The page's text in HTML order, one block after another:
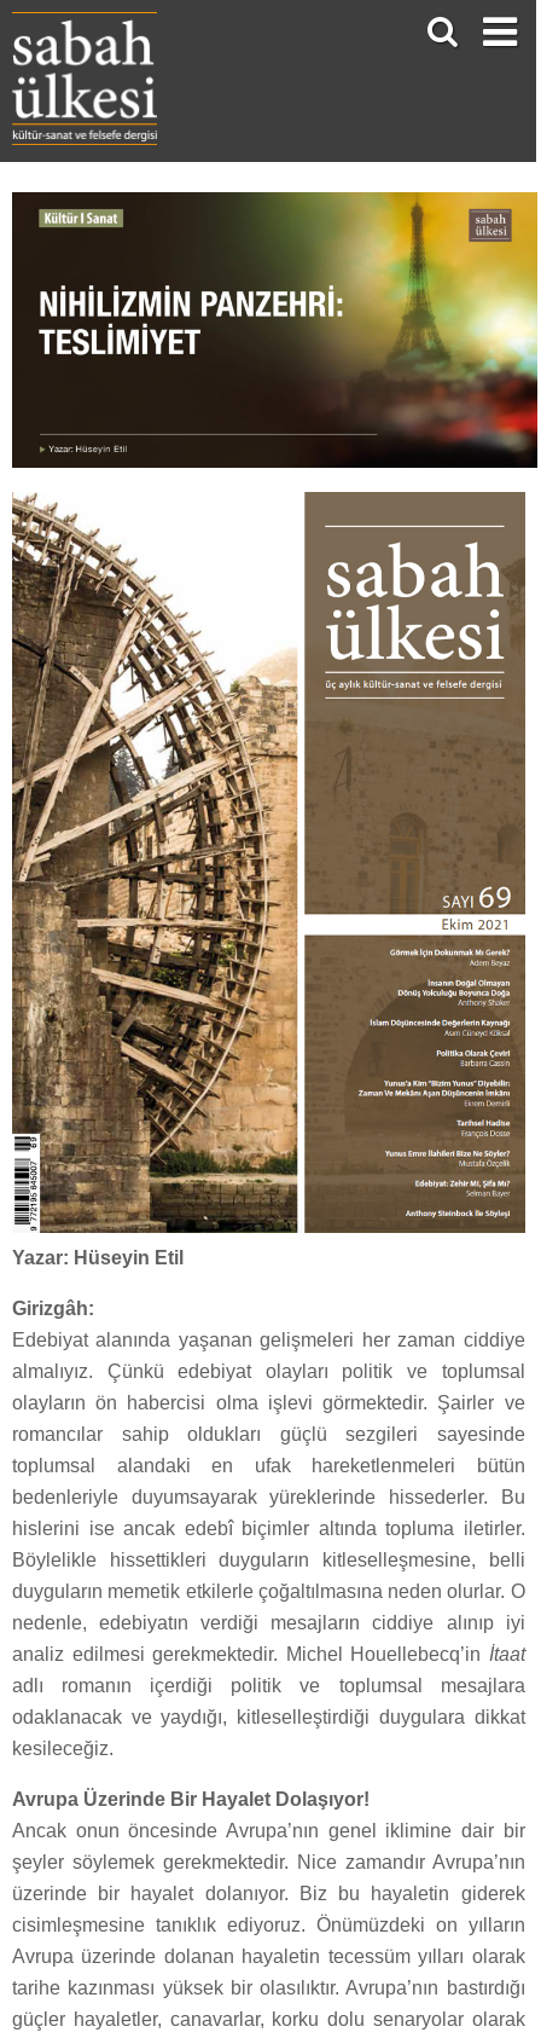
Yazar: Hüseyin Etil
Girizgâh:
Edebiyat alanında yaşanan gelişmeleri her zaman ciddiye
almalıyız. Çünkü edebiyat olayları politik ve toplumsal
olayların ön habercisi olma işlevi görmektedir. Şairler ve
romancılar sahip oldukları güçlü sezgileri sayesinde
toplumsal alandaki en ufak hareketlenmeleri bütün
bedenleriyle duyumsayarak yüreklerinde hissederler. Bu
hislerini ise ancak edebî biçimler altında topluma iletirler.
Böylelikle hissettikleri duyguların kitleselleşmesine, belli
duyguların memetik etkilerle çoğaltılmasına neden olurlar. O
nedenle, edebiyatın verdiği mesajların ciddiye alınıp iyi
analiz edilmesi gerekmektedir. Michel Houellebecq’in İtaat
adlı romanın içerdiği politik ve toplumsal mesajlara
odaklanacak ve yaydığı, kitleselleştirdiği duygulara dikkat
kesileceğiz.
Avrupa Üzerinde Bir Hayalet Dolaşıyor!
Ancak onun öncesinde Avrupa’nın genel iklimine dair bir
şeyler söylemek gerekmektedir. Nice zamandır Avrupa’nın
üzerinde bir hayalet dolanıyor. Biz bu hayaletin giderek
cisimleşmesine tanıklık ediyoruz. Önümüzdeki on yılların
Avrupa üzerinde dolanan hayaletin tecessüm yılları olarak
tarihe kazınması yüksek bir olasılıktır. Avrupa’nın bastırdığı
güçler hayaletler, canavarlar, korku dolu senaryolar olarak